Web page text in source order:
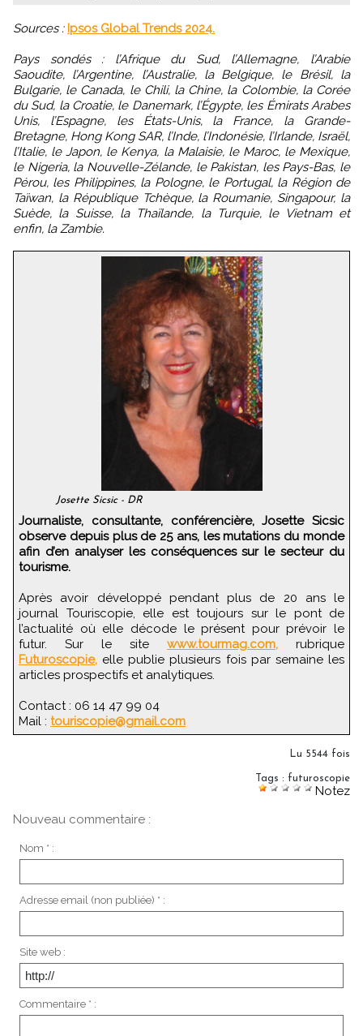
Sources : Ipsos Global Trends 2024.
Pays sondés : l’Afrique du Sud, l’Allemagne, l’Arabie
Saoudite, l’Argentine, l’Australie, la Belgique, le Brésil, la
Bulgarie, le Canada, le Chili, la Chine, la Colombie, la Corée
du Sud, la Croatie, le Danemark, l’Égypte, les Émirats Arabes
Unis, l’Espagne, les États-Unis, la France, la Grande-
Bretagne, Hong Kong SAR, l’Inde, l’Indonésie, l’Irlande, Israël,
l’Italie, le Japon, le Kenya, la Malaisie, le Maroc, le Mexique,
le Nigeria, la Nouvelle-Zélande, le Pakistan, les Pays-Bas, le
Pérou, les Philippines, la Pologne, le Portugal, la Région de
Taïwan, la République Tchèque, la Roumanie, Singapour, la
Suède, la Suisse, la Thaïlande, la Turquie, le Vietnam et
enfin, la Zambie.
Josette Sicsic - DR
Journaliste, consultante, conférencière, Josette Sicsic
observe depuis plus de 25 ans, les mutations du monde
afin d’en analyser les conséquences sur le secteur du
tourisme.
Après avoir développé pendant plus de 20 ans le
journal Touriscopie, elle est toujours sur le pont de
l’actualité où elle décode le présent pour prévoir le
futur. Sur le site www.tourmag.com, rubrique
Futuroscopie, elle publie plusieurs fois par semaine les
articles prospectifs et analytiques.
Contact : 06 14 47 99 04
Mail : touriscopie@gmail.com
Lu 5544 fois
Tags : futuroscopie
Notez
Nouveau commentaire :
Nom * :
Adresse email (non publiée) * :
Site web :
Commentaire * :